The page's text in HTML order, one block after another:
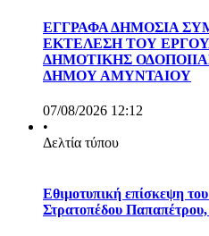
ΕΓΓΡΑΦΑ ΔΗΜΟΣΙΑ
ΕΚΤΕΛΕΣΗ ΤΟΥ
ΔΗΜΟΤΙΚΗΣ
ΔΗΜΟΥ ΑΜΥΝΤΑΙΟΥ
07/08/2026 12:12
•
Δελτία τύπου
Εθιμοτυπική επίσκεψη
Στρατοπέδου